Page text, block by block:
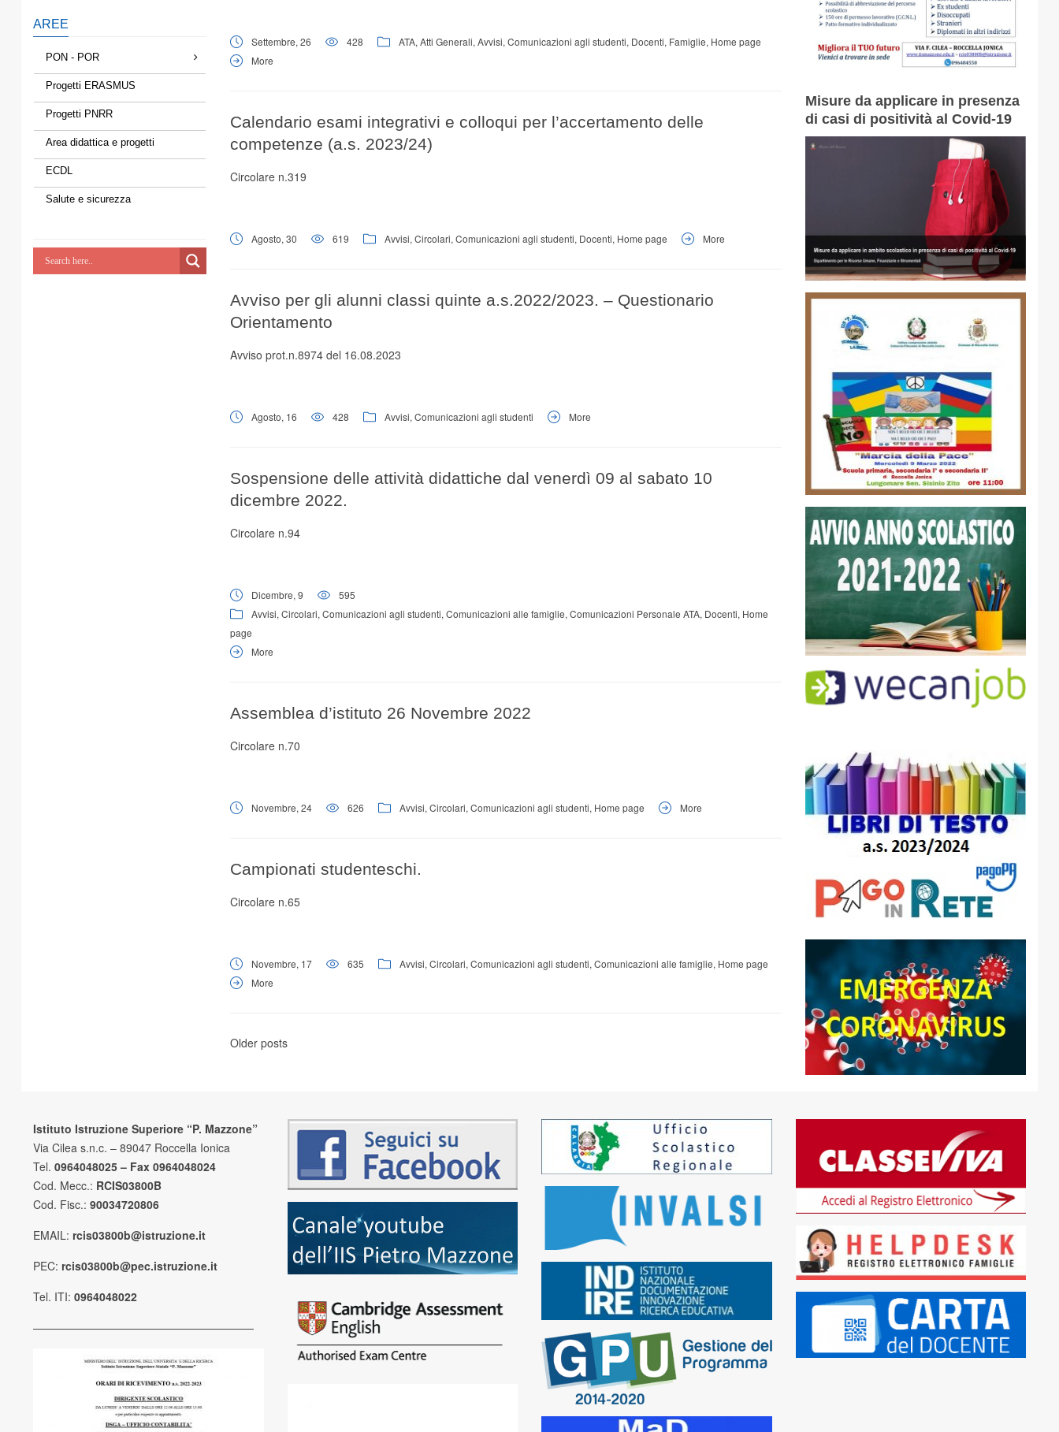
AREE
PON - POR
Progetti ERASMUS
Progetti PNRR
Area didattica e progetti
ECDL
Salute e sicurezza
Settembre, 26 428 ATA, Atti Generali, Avvisi, Comunicazioni agli studenti, Docenti, Famiglie, Home page
More
Calendario esami integrativi e colloqui per l’accertamento delle
competenze (a.s. 2023/24)
Circolare n.319
Agosto, 30 619 Avvisi, Circolari, Comunicazioni agli studenti, Docenti, Home page More
Avviso per gli alunni classi quinte a.s.2022/2023. – Questionario
Orientamento
Avviso prot.n.8974 del 16.08.2023
Agosto, 16 428 Avvisi, Comunicazioni agli studenti More
Sospensione delle attività didattiche dal venerdì 09 al sabato 10
dicembre 2022.
Circolare n.94
Dicembre, 9
595
Avvisi, Circolari, Comunicazioni agli studenti, Comunicazioni alle famiglie, Comunicazioni Personale ATA, Docenti, Home
page
More
Assemblea d’istituto 26 Novembre 2022
Circolare n.70
Novembre, 24 626 Avvisi, Circolari, Comunicazioni agli studenti, Home page More
Campionati studenteschi.
Circolare n.65
Novembre, 17 635 Avvisi, Circolari, Comunicazioni agli studenti, Comunicazioni alle famiglie, Home page
More
Older posts
Misure da applicare in presenza
di casi di positività al Covid-19
Istituto Istruzione Superiore “P. Mazzone”
Via Cilea s.n.c. – 89047 Roccella Ionica
Tel. 0964048025 – Fax 0964048024
Cod. Mecc.: RCIS03800B
Cod. Fisc.: 90034720806
EMAIL: rcis03800b@istruzione.it
PEC: rcis03800b@pec.istruzione.it
Tel. ITI: 0964048022
————————————————————